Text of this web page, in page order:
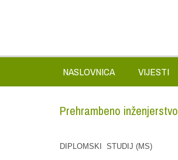
NASLOVNICA VIJESTI
Prehrambeno inženjerstvo
DIPLOMSKI STUDIJ (MS)